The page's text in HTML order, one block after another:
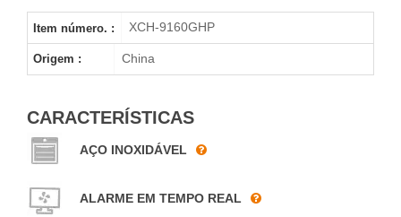
Item número. : XCH-9160GHP
Origem : China
CARACTERÍSTICAS
AÇO INOXIDÁVEL
ALARME EM TEMPO REAL